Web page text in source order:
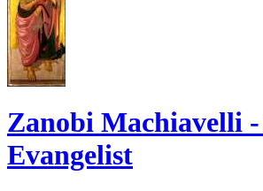
Zanobi Machiavelli
Evangelist